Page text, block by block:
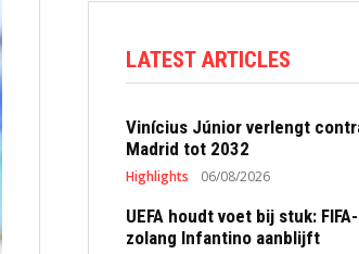
LATEST ARTICLES
Vinícius Júnior verlengt
Madrid tot 2032
Highlights 06/08/2026
UEFA houdt voet bij stuk:
zolang Infantino aanblijft